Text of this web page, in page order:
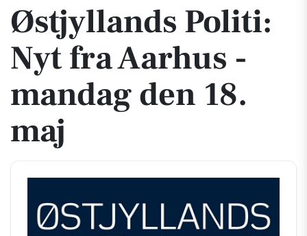
Østjyllands Politi:
Nyt fra Aarhus -
mandag den 18.
maj